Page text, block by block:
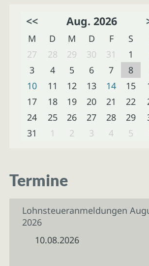
<< Aug. 2026
M D M D F S
27
28 29 30 31 1
3
4 5 6 7 8
10
11 12 13 14 15
17
18 19 20 21 22
24
25 26 27 28 29
31
1 2 3 4 5
Termine
Lohnsteueranmeldungen
2026
10.08.2026